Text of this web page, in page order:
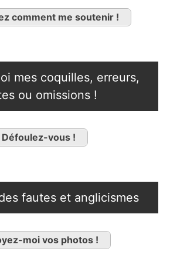
comment me soutenir !
mes coquilles, erreurs,
ou omissions !
Défoulez-vous !
fautes et anglicismes
moi vos photos !